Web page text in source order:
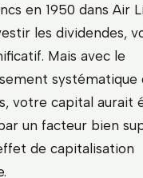
en 1950 dans Air
les dividendes,
Mais avec le
systématique
votre capital aurait
un facteur bien
de capitalisation